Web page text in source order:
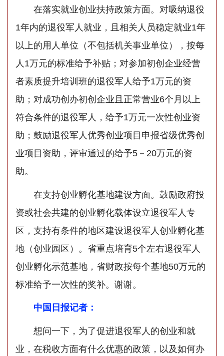
在落实就业创业扶持政策方面。对吸纳退役
1年内的退役军人就业，且相关人员稳定就业1年
以上的用人单位（不包括机关事业单位），按每
人1万元的标准给予补贴；对参加初创企业经营
者素质提升培训班的退役军人给予1万元的资
助；对成功创办初创企业且正常营业6个月以上
符合条件的退役军人，给予1万元一次性创业资
助；鼓励退役军人优秀创业项目申报省级优秀创
业项目资助，评审通过的给予5－20万元的资
助。
在支持创业孵化基地建设方面。鼓励政府投
资或社会共建的创业孵化载体设立退役军人专
区，支持有条件的地区建设退役军人创业孵化基
地（创业园区）。省重点培育5个左右退役军人
创业孵化示范基地，省财政按每个基地50万元的
标准给予一次性的奖补。谢谢。
中国日报记者：
想问一下，为了促进退役军人的创业和就
业，在税收方面有什么优惠的政策，以及如何办